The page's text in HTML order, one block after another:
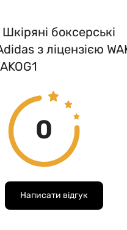
боксерські
з ліцензією
0
Написати відгук